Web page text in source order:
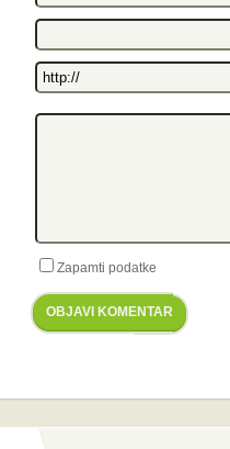
Zapamti podatke
OBJAVI KOMENTAR